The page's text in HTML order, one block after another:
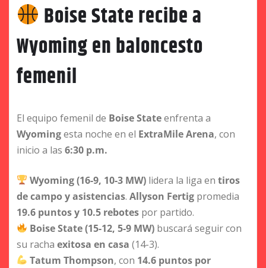
Boise State recibe a
Wyoming en baloncesto
femenil
El equipo femenil de Boise Stateenfrenta a
Wyomingesta noche en el ExtraMile Arena, con
inicio a las 6:30 p.m.
Wyoming (16-9, 10-3 MW) lidera la liga entiros
de campo y asistencias. Allyson Fertig promedia
19.6 puntos y 10.5 rebotes por partido.
Boise State (15-12, 5-9 MW) buscará seguir con
su racha exitosa en casa (14-3).
Tatum Thompson, con 14.6 puntos por